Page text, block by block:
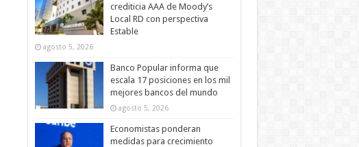
crediticia AAA de Moody’s
Local RD con perspectiva
Estable
agosto 5, 2026
Banco Popular informa que
escala 17 posiciones en los mil
mejores bancos del mundo
agosto 5, 2026
Economistas ponderan
medidas para crecimiento